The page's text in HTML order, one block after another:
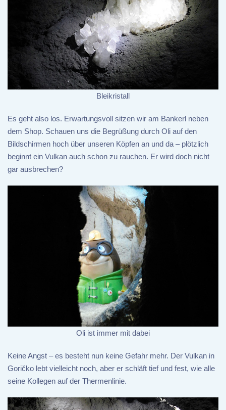
Bleikristall
Es geht also los. Erwartungsvoll sitzen wir am Bankerl neben
dem Shop. Schauen uns die Begrüßung durch Oli auf den
Bildschirmen hoch über unseren Köpfen an und da – plötzlich
beginnt ein Vulkan auch schon zu rauchen. Er wird doch nicht
gar ausbrechen?
Oli ist immer mit dabei
Keine Angst – es besteht nun keine Gefahr mehr. Der Vulkan in
Goričko lebt vielleicht noch, aber er schläft tief und fest, wie alle
seine Kollegen auf der Thermenlinie.